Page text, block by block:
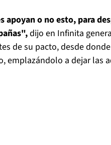
apoyan o no esto, para
dijo en Infinita
de su pacto, desde
emplazándolo a dejar las